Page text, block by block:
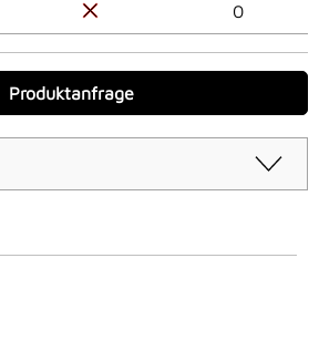
0
Produktanfrage